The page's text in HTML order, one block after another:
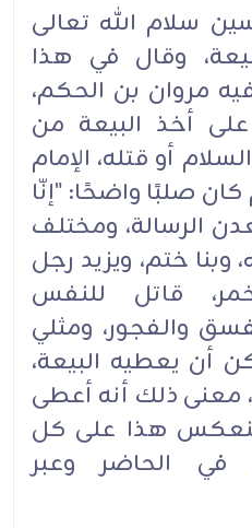
سلام الله تعالى
وقال في هذا
مروان بن ‏‏الحكم،
أخذ البيعة من
أو قتله، الإمام
صلبًا واضحًا: "إنّا
الرسالة، ومختلف
وبنا ختم، ويزيد ‏‏رجل
قاتل للنفس
والفجور، ومثلي
أن ‏‏يعطيه البيعة،
معنى ذلك أنه أعطى
هذا على ‏كل
في الحاضر وعبر